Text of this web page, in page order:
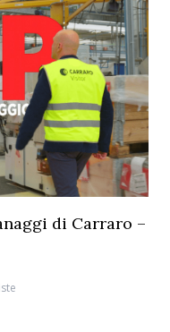
di Carraro –